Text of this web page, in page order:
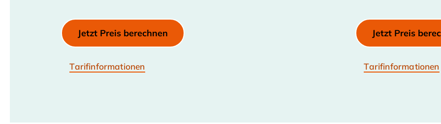
Jetzt Preis berechnen
Tarifinformationen
Jetzt Preis
Tarifinformationen